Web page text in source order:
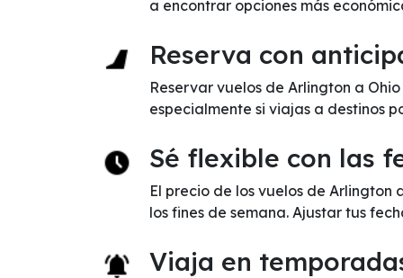
a encontrar opciones más
Reserva con
Reservar vuelos de Arlington a
especialmente si viajas a destinos
Sé flexible con las
El precio de los vuelos de
los fines de semana. Ajustar tus
Viaja en